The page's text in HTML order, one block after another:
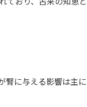
腎に与える影響は主に